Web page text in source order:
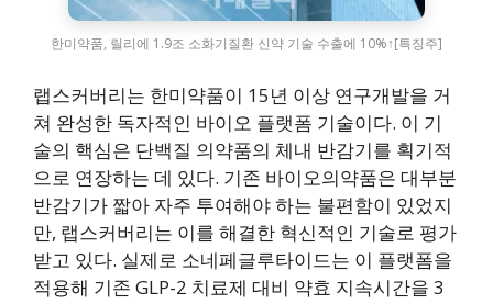
한미약품, 릴리에 1.9조 소화기질환 신약 기술 수출에 10%↑[특징주]
랩스커버리는 한미약품이 15년 이상 연구개발을 거
쳐 완성한 독자적인 바이오 플랫폼 기술이다. 이 기
술의 핵심은 단백질 의약품의 체내 반감기를 획기적
으로 연장하는 데 있다. 기존 바이오의약품은 대부분
반감기가 짧아 자주 투여해야 하는 불편함이 있었지
만, 랩스커버리는 이를 해결한 혁신적인 기술로 평가
받고 있다. 실제로 소네페글루타이드는 이 플랫폼을
적용해 기존 GLP-2 치료제 대비 약효 지속시간을 3